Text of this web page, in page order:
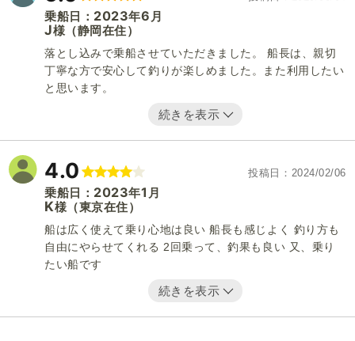
乗船日： 2023年6 月
J様 （静岡在住）
落とし込みで乗船させていただきました。 船長は、親切
丁寧な方で安心して釣りが楽しめました。また利用したい
と思います。
続きを表示
4.0 投稿日 2024/02/06
乗船日： 2023年1 月
K様 （東京在住）
船は広く使えて乗り心地は良い 船長も感じよく 釣り方も
自由にやらせてくれる 2回乗って、釣果も良い 又、乗り
たい船です
続きを表示